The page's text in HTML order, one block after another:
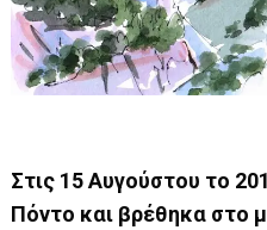
Στις 15 Αυγούστου το
Πόντο και βρέθηκα στο